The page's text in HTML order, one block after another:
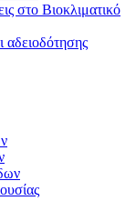
στο Βιοκλιματικό
αδειοδότησης